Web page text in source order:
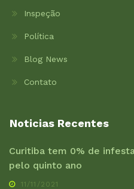
Inspeção
Política
Blog News
Contato
Noticias Recentes
Curitiba tem 0% de
pelo quinto ano
11/11/2021